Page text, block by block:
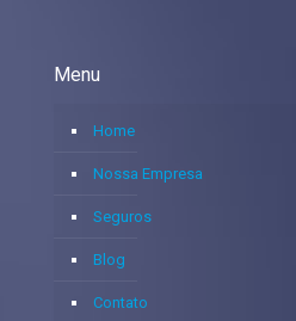
Menu
Home
Nossa Empresa
Seguros
Blog
Contato